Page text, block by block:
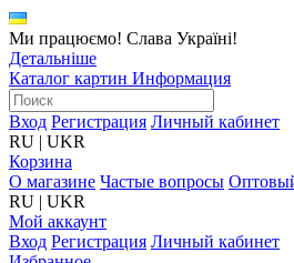
Ми працюємо! Слава Україні!
Детальніше
Каталог картин Информация
Вход Регистрация Личный кабинет
RU | UKR
Корзина
О магазине Частые вопросы
RU | UKR
Мой аккаунт
Вход Регистрация Личный кабинет